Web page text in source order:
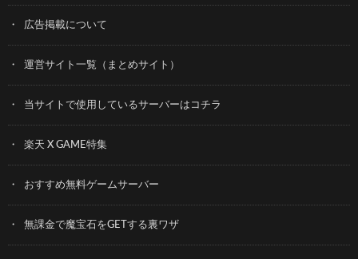
広告掲載について
運営サイト一覧（まとめサイト）
当サイトで使用しているサーバーはコチラ
楽天 X GAME特集
おすすめ無料ゲームサーバー
無課金で魔宝石をGETする裏ワザ